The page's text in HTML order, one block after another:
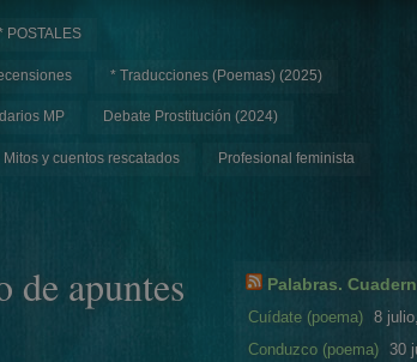
POSTALES
* Traducciones (Poemas) (2025)
MP Debate Prostitución (2024)
Mitos y cuentos rescatados Profesional feminista
de apuntes Palabras.
Cuídate (poema) 8
Conduzco (poema)
30